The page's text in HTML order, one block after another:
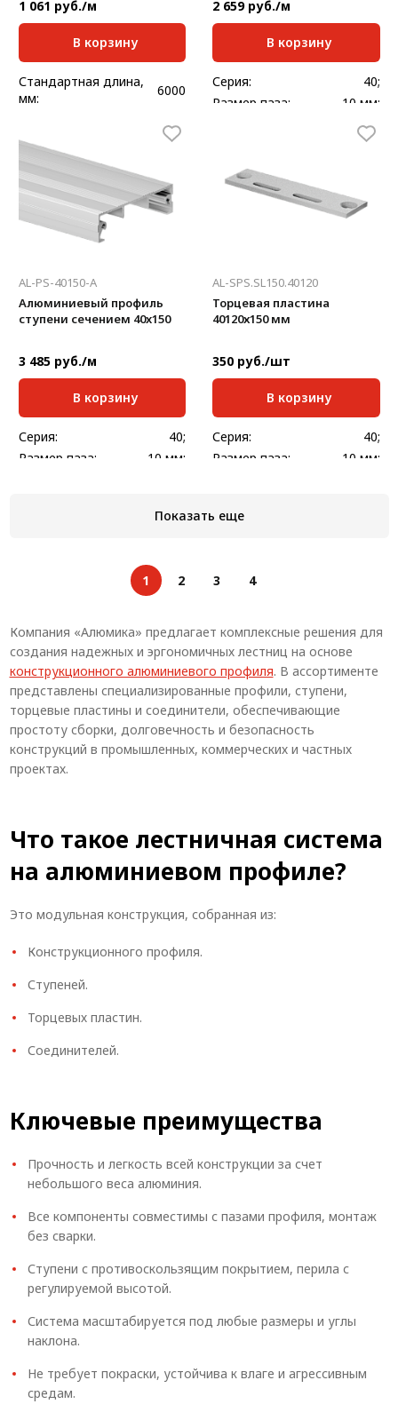
1 061 руб./м
В корзину
Стандартная длина,
мм:
6000
2 659 руб./м
В корзину
Серия:
40;
Размер паза:
10 мм;
6000
AL-PS-40150-A
Алюминиевый профиль
ступени сечением 40x150
3 485 руб./м
В корзину
Серия:
40;
Размер паза:
10 мм;
2,9
AL-SPS.SL150.40120
Торцевая пластина
40120х150 мм
350 руб./шт
В корзину
Серия:
40;
Размер паза:
10 мм;
Показать еще
1 2 3 4
Компания «Алюмика» предлагает комплексные решения для
создания надежных и эргономичных лестниц на основе
конструкционного алюминиевого профиля. В ассортименте
представлены специализированные профили, ступени,
торцевые пластины и соединители, обеспечивающие
простоту сборки, долговечность и безопасность
конструкций в промышленных, коммерческих и частных
проектах.
Что такое лестничная система
на алюминиевом профиле?
Это модульная конструкция, собранная из:
Конструкционного профиля.
Ступеней.
Торцевых пластин.
Соединителей.
Ключевые преимущества
Прочность и легкость всей конструкции за счет
небольшого веса алюминия.
Все компоненты совместимы с пазами профиля, монтаж
без сварки.
Ступени с противоскользящим покрытием, перила с
регулируемой высотой.
Система масштабируется под любые размеры и углы
наклона.
Не требует покраски, устойчива к влаге и агрессивным
средам.